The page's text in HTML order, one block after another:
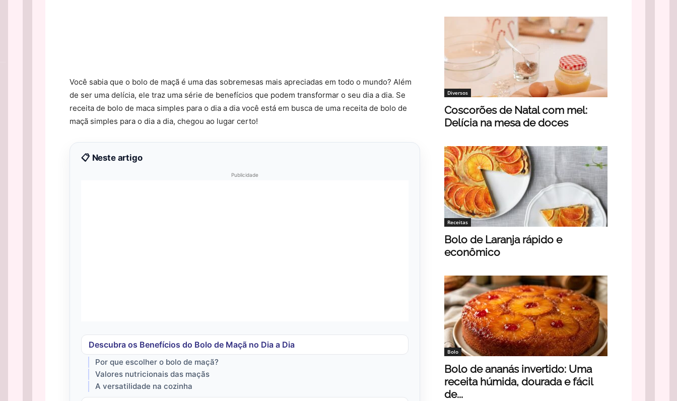
Você sabia que o bolo de maçã é uma das sobremesas mais apreciadas em todo o mundo? Além
de ser uma delícia, ele traz uma série de benefícios que podem transformar o seu dia a dia. Se
receita de bolo de maca simples para o dia a dia você está em busca de uma receita de bolo de
maçã simples para o dia a dia, chegou ao lugar certo!
📋 Neste artigo
Publicidade
Descubra os Benefícios do Bolo de Maçã no Dia a Dia
Por que escolher o bolo de maçã?
Valores nutricionais das maçãs
A versatilidade na cozinha
Diversos
Coscorões de Natal com mel:
Delícia na mesa de doces
Receitas
Bolo de Laranja rápido e
econômico
Bolo
Bolo de ananás invertido: Uma
receita húmida, dourada e fácil
de...